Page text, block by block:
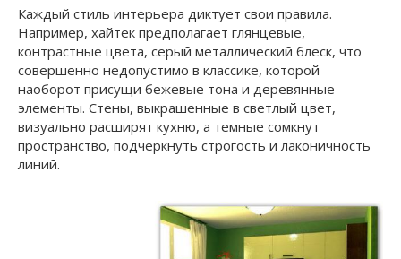
Каждый стиль интерьера диктует свои правила.
Например, хайтек предполагает глянцевые,
контрастные цвета, серый металлический блеск, что
совершенно недопустимо в классике, которой
наоборот присущи бежевые тона и деревянные
элементы. Стены, выкрашенные в светлый цвет,
визуально расширят кухню, а темные сомкнут
пространство, подчеркнуть строгость и лаконичность
линий.